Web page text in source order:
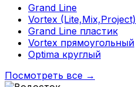
Grand Line
Vortex (Lite,Mix,Project)
Grand Line пластик
Vortex прямоугольный
Optima круглый
Посмотреть все →